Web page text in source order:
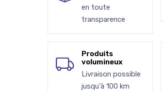
en toute
transparence
Produits
volumineux
Livraison possible
jusqu'à 100 km